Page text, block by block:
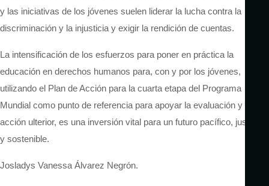
y las iniciativas de los jóvenes suelen liderar la lucha contra la
discriminación y la injusticia y exigir la rendición de cuentas.
La intensificación de los esfuerzos para poner en práctica la
educación en derechos humanos para, con y por los jóvenes,
utilizando el Plan de Acción para la cuarta etapa del Programa
Mundial como punto de referencia para apoyar la evaluación y la
acción ulterior, es una inversión vital para un futuro pacífico, justo
y sostenible.
Josladys Vanessa Álvarez Negrón.